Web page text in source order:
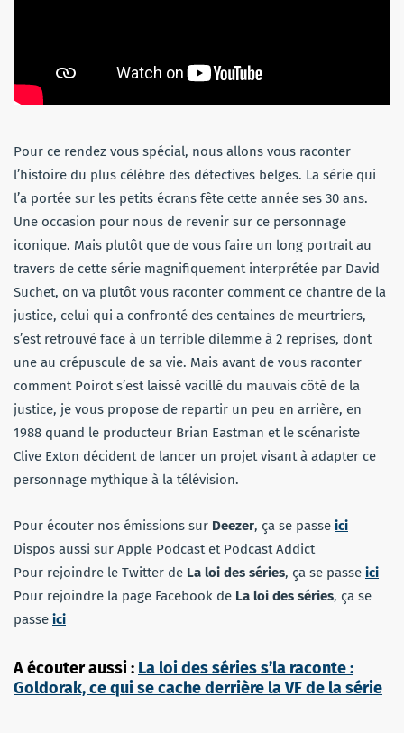
Pour ce rendez vous spécial, nous allons vous raconter
l’histoire du plus célèbre des détectives belges. La série qui
l’a portée sur les petits écrans fête cette année ses 30 ans.
Une occasion pour nous de revenir sur ce personnage
iconique. Mais plutôt que de vous faire un long portrait au
travers de cette série magnifiquement interprétée par David
Suchet, on va plutôt vous raconter comment ce chantre de la
justice, celui qui a confronté des centaines de meurtriers,
s’est retrouvé face à un terrible dilemme à 2 reprises, dont
une au crépuscule de sa vie. Mais avant de vous raconter
comment Poirot s’est laissé vacillé du mauvais côté de la
justice, je vous propose de repartir un peu en arrière, en
1988 quand le producteur Brian Eastman et le scénariste
Clive Exton décident de lancer un projet visant à adapter ce
personnage mythique à la télévision.
Pour écouter nos émissions sur Deezer, ça se passe ici
Dispos aussi sur Apple Podcast et Podcast Addict
Pour rejoindre le Twitter de La loi des séries, ça se passe ici
Pour rejoindre la page Facebook de La loi des séries, ça se
passe ici
A écouter aussi : La loi des séries s’la raconte :
Goldorak, ce qui se cache derrière la VF de la série